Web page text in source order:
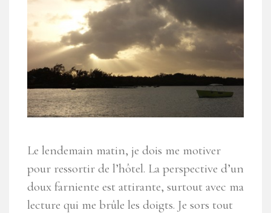
Le lendemain matin, je dois me motiver
pour ressortir de l’hôtel. La perspective d’un
doux farniente est attirante, surtout avec ma
lecture qui me brûle les doigts. Je sors tout